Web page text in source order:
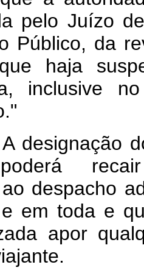
pelo Juízo
Público, da
haja
inclusive
designação
despacho
em toda e
apor